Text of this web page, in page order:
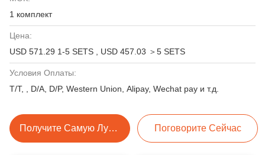
1 комплект
Цена:
USD 571.29 1-5 SETS , USD 457.03 ＞5 SETS
Условия Оплаты:
T/T, , D/A, D/P, Western Union, Alipay, Wechat pay и т.д.
Получите Самую Лучшую Цену Поговорите Сейчас